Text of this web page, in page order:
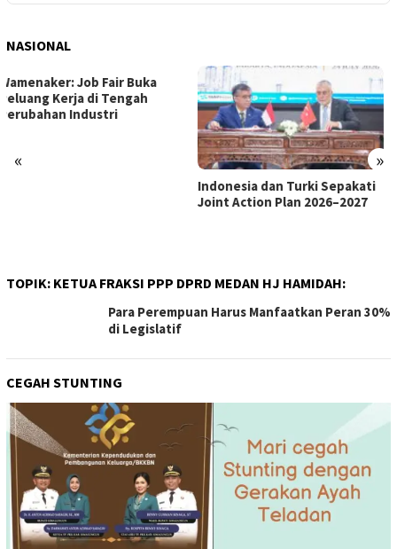
NASIONAL
« »
Satgas PRR Pacu Realisasi
Tambahan TKD Aceh Rp1,65
TOPIK: KETUA FRAKSI PPP DPRD MEDAN HJ HAMIDAH:
Para Perempuan Harus Manfaatkan Peran 30%
di Legislatif
CEGAH STUNTING